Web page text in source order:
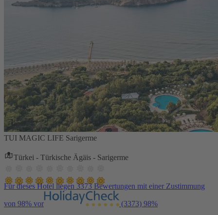
TUI MAGIC LIFE Sarigerme
Türkei - Türkische Ägäis - Sarigerme
Für dieses Hotel liegen 3373 Bewertungen mit einer Zustimmung
von 98% vor (3373) 98%